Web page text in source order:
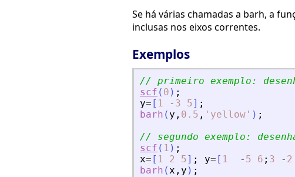
Se há várias chamadas a barh, a
inclusas nos eixos correntes.
Exemplos
// primeiro exemplo:
scf ( 0 ) ;
y= [ 1 - 3 5] ;
barh ( y , 0.5 , ' yellow ' ) ;
// segundo exemplo:
scf ( 1 ) ;
x= [ 1 2 5] ; y= [ 1 - 5 6 ; 3 - 2
barh (x , y ) ;